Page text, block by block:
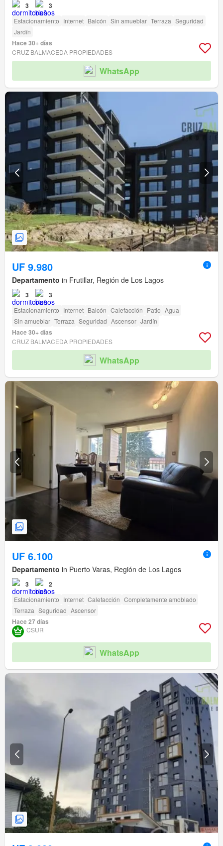
3 3
Estacionamiento Internet Balcón Sin amueblar Terraza Seguridad
Jardín
Hace 30+ días
CRUZ BALMACEDA PROPIEDADES
WhatsApp
UF 9.980
Departamento in Frutillar, Región de Los Lagos
3 3
Estacionamiento Internet Balcón Calefacción Patio Agua
Sin amueblar Terraza Seguridad Ascensor Jardín
Hace 30+ días
CRUZ BALMACEDA PROPIEDADES
WhatsApp
UF 6.100
Departamento in Puerto Varas, Región de Los Lagos
3 2
Estacionamiento Internet Calefacción Completamente amoblado
Terraza Seguridad Ascensor
Hace 27 días
CSUR
WhatsApp